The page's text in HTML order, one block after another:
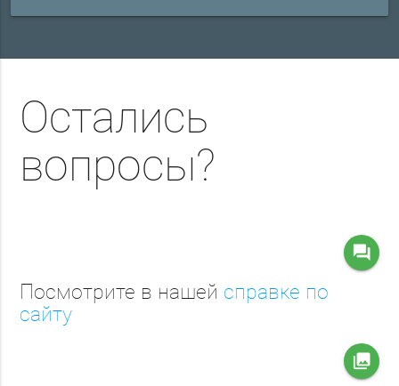
Остались
вопросы?
question_answer
Посмотрите в нашей справке по
сайту
collections